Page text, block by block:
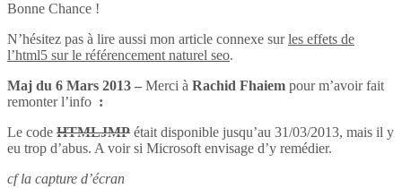
Bonne Chance !
N’hésitez pas à lire aussi mon article connexe surles effets de
l’html5 sur le référencement naturel seo.
Maj du 6 Mars 2013 – Merci à Rachid Fhaiem pour m’avoir fait
remonter l’info :
Le code HTMLJMP était disponible jusqu’au 31/03/2013, mais il y
eu trop d’abus. A voir si Microsoft envisage d’y remédier.
cf la capture d’écran